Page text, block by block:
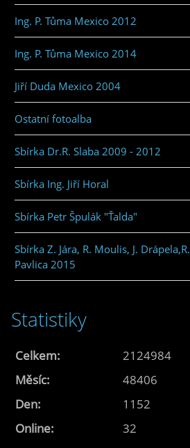
Ing. P. Tůma Mexico 2012
Ing. P. Tůma Mexico 2014
Jiří Duda Mexico 2004
Ostatní fotoalba
Sbírka Dr.R. Slaba 2009 - 2012
Sbírka Ing. Jiří Horal
Sbírka Petr Špulák "Ťalda"
Sbírka Z. Jára, R. Moulis, J. Drápela,R.
Pavlica 2015
Statistiky
Online: 32
Celkem:
2124984
Měsíc:
48406
Den:
1152